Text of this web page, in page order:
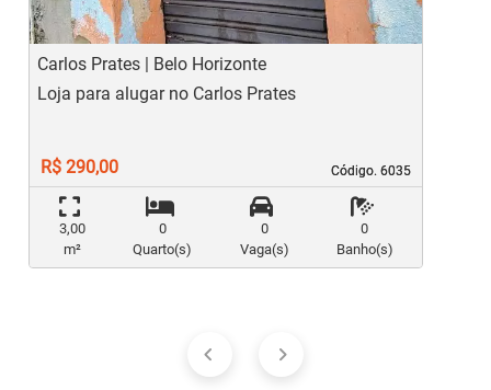
Carlos Prates | Belo Horizonte
Código. 6035
Código. 6035
Loja para alugar no Carlos Prates
R$ 290,00
3,00
m²
0
Quarto(s)
0
Vaga(s)
0
Banho(s)